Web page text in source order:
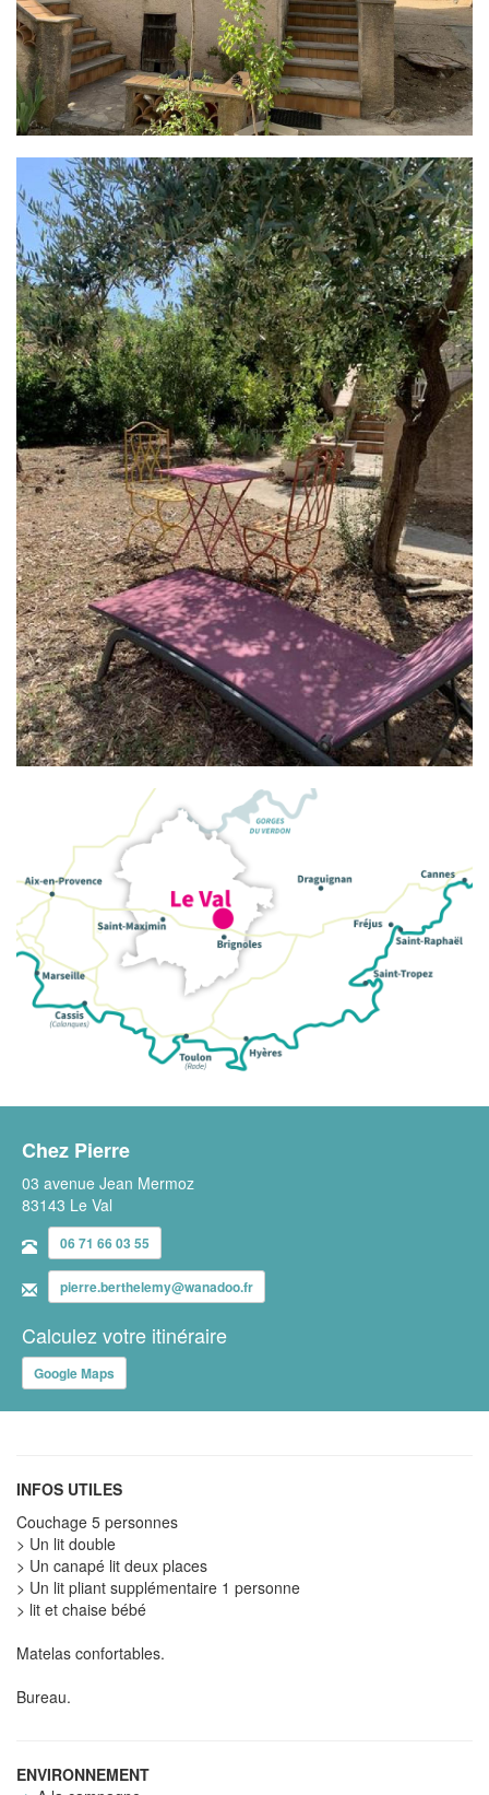
Chez Pierre
03 avenue Jean Mermoz
83143 Le Val
06 71 66 03 55
pierre.berthelemy@wanadoo.fr
Calculez votre itinéraire
Google Maps
INFOS UTILES
Couchage 5 personnes
> Un lit double
> Un canapé lit deux places
> Un lit pliant supplémentaire 1 personne
> lit et chaise bébé
Matelas confortables.
Bureau.
ENVIRONNEMENT